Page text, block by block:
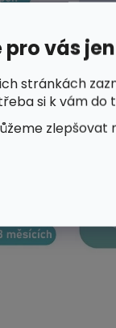
pro vás
stránkách
si k vám do
zlepšovat